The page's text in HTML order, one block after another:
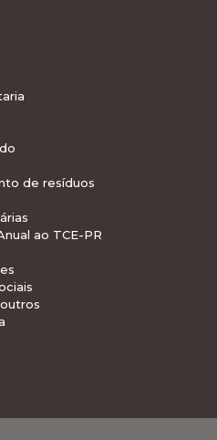
de resíduos
ao TCE-PR